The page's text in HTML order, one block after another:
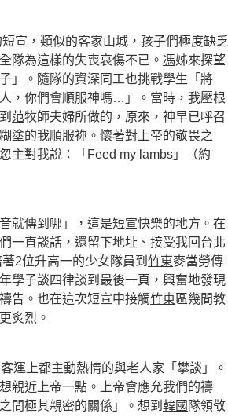
，類似的客家山城，孩子們極度缺乏
隊為這樣的失喪哀傷不已。馮姊來探望
」。隨隊的資深同工也挑戰學生「將
，你們會順服神嗎…」。當時，我壓根
范牧師夫婦所做的，原來，神早已呼召
塗的我順服祢。懷著對上帝的敬畏之
主對我說：「Feed my lambs」（約
傳到哪」，這是短宣快樂的地方。在
一直談話，還留下地址、接受我回台北
2位升高一的少女隊員到竹東麥當勞傳
學子談四律談到最後一頁，興奮地發現
告。也在這次短宣中接觸竹東區幾間教
炙烈。
上都主動熱情的與老人家「攀談」。
親近上帝一點。上帝會應允我們的禱
間極其親密的關係」。想到韓國 隊領敬